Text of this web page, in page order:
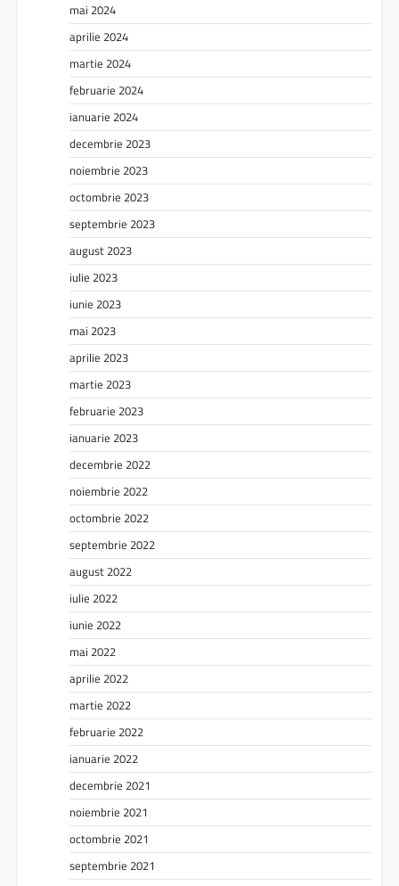
mai 2024
aprilie 2024
martie 2024
februarie 2024
ianuarie 2024
decembrie 2023
noiembrie 2023
octombrie 2023
septembrie 2023
august 2023
iulie 2023
iunie 2023
mai 2023
aprilie 2023
martie 2023
februarie 2023
ianuarie 2023
decembrie 2022
noiembrie 2022
octombrie 2022
septembrie 2022
august 2022
iulie 2022
iunie 2022
mai 2022
aprilie 2022
martie 2022
februarie 2022
ianuarie 2022
decembrie 2021
noiembrie 2021
octombrie 2021
septembrie 2021